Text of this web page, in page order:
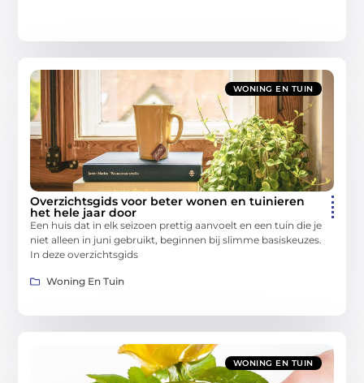
WONING EN TUIN
Overzichtsgids voor beter wonen en tuinieren
het hele jaar door
Een huis dat in elk seizoen prettig aanvoelt en een tuin die je
niet alleen in juni gebruikt, beginnen bij slimme basiskeuzes.
In deze overzichtsgids
Woning En Tuin
WONING EN TUIN